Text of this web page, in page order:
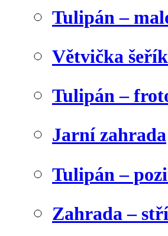
Tulipán –
Větvička
Tulipán –
Jarní zahrada
Tulipán –
Zahrada –